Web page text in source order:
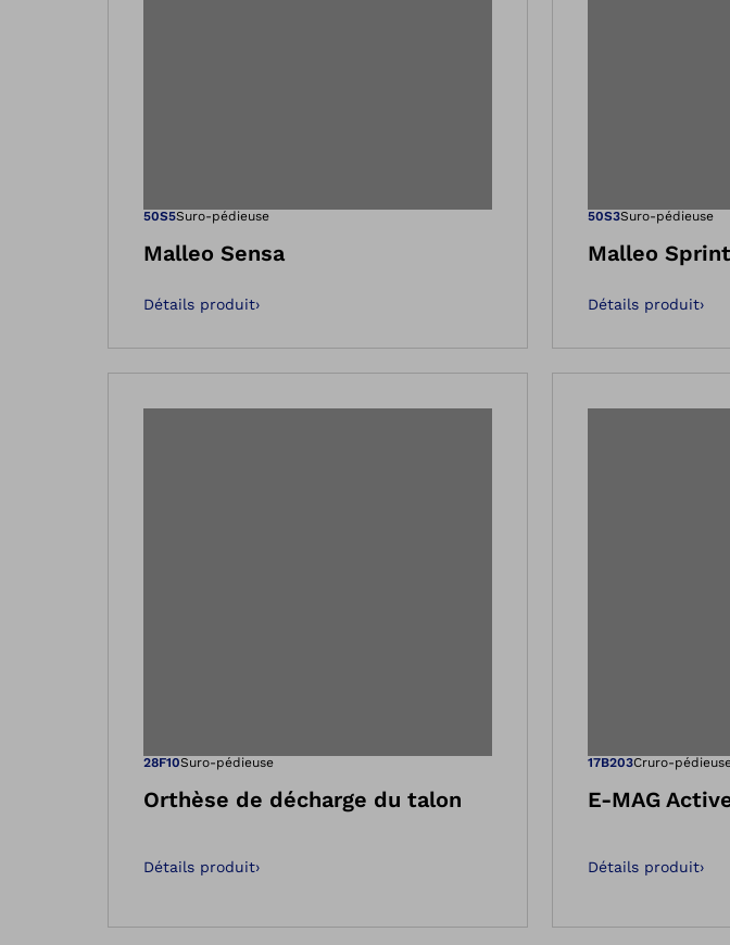
Ouvre l’image dans la
50S5Suro-pédieuse
Malleo Sensa
Détails produit›
50S3Suro-pédieuse
Malleo Sprint
Détails produit›
Ouvre l’image dans la
28F10Suro-pédieuse
Orthèse de décharge du talon
Détails produit›
17B203Cruro-
E-MAG
Détails produit›